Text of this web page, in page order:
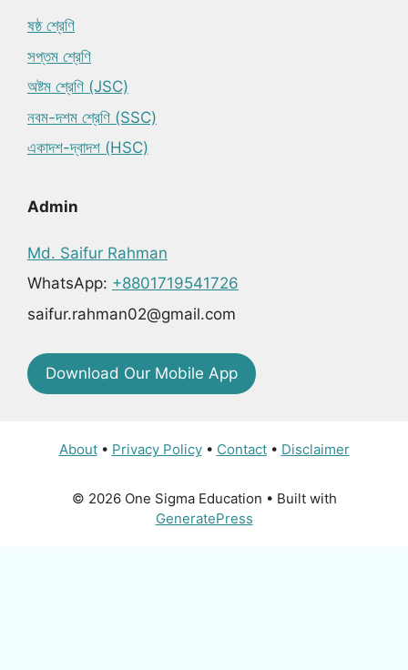
ষষ্ঠ শ্রেণি
সপ্তম শ্রেণি
অষ্টম শ্রেণি (JSC)
নবম-দশম শ্রেণি (SSC)
একাদশ-দ্বাদশ (HSC)
Admin
Md. Saifur Rahman
WhatsApp: +8801719541726
saifur.rahman02@gmail.com
Download Our Mobile App
About• Privacy Policy• Contact• Disclaimer
© 2026 One Sigma Education • Built with
GeneratePress